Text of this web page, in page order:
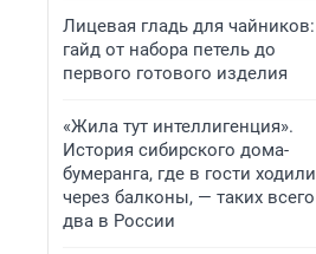
Лицевая гладь для чайников:
гайд от набора петель до
первого готового изделия
«Жила тут интеллигенция».
История сибирского дома-
бумеранга, где в гости ходили
через балконы, — таких всего
два в России